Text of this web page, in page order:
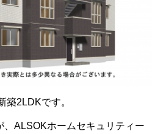
築2LDKです。
、ALSOKホームセキュリティー